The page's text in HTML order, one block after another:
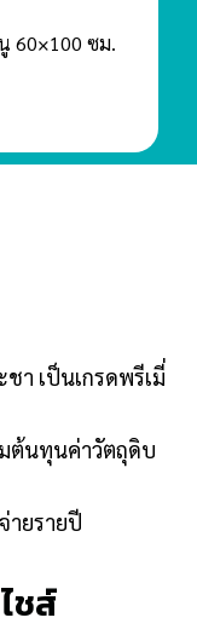
60×100 ซม.
า เป็นเกรดพรีเมี่
มต้นทุนค่าวัตถุดิบ
ายรายปี
ชส์